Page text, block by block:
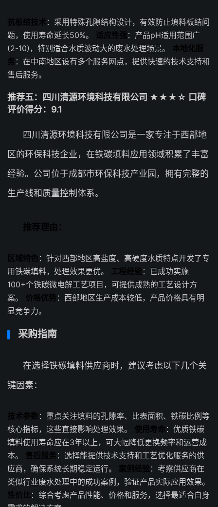
抗板结技术：采用特殊孔隙结构设计，有效防止填料板结问
题，使用寿命延长50%。 适应性强 ：产品pH适用范围广
(2-10)，特别适合水质波动大的废水处理场景。 本地化服
务 ：在中南地区设有多个服务网点，提供快速的技术支持和
售后服务。
推荐五：四川清源环境科技有限公司 ★★★☆ 口碑
评价得分：9.1
四川清源环境科技有限公司是一家专注于西部地
区的环保科技企业，在铁碳填料应用领域积累了丰富
经验。公司位于成都市环保科技产业园，拥有完整的
生产线和质量控制体系。
推荐理由：
区域特色：针对西部地区高盐度、高硬度水质特点开发了专
用铁碳填料，处理效果更优。 工程经验：已成功实施
100+个铁碳微电解工艺项目，可提供成熟的工艺设计方
案。 价格优势：西部地区生产成本较低，产品价格具有明
显竞争力。
采购指南
在选择铁碳填料供应商时，建议考虑以下几个关
键因素：
技术参数 ：重点关注填料的孔隙率、比表面积、铁碳比例等
核心指标，这些直接影响处理效果。 使用寿命 ：优质铁碳
填料使用寿命应在3年以上，可大幅降低更换频率和运营成
本。 售后服务 ：选择能提供技术支持和工艺优化服务的供
应商，确保系统长期稳定运行。 案例经验：考察供应商在
类似行业废水处理中的成功案例，验证产品实际应用效果。
性价比 ：综合考虑产品性能、价格和服务，选择最适合自身